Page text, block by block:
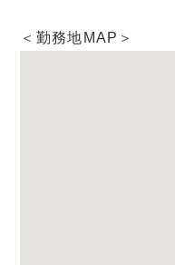
＜勤務地MAP＞